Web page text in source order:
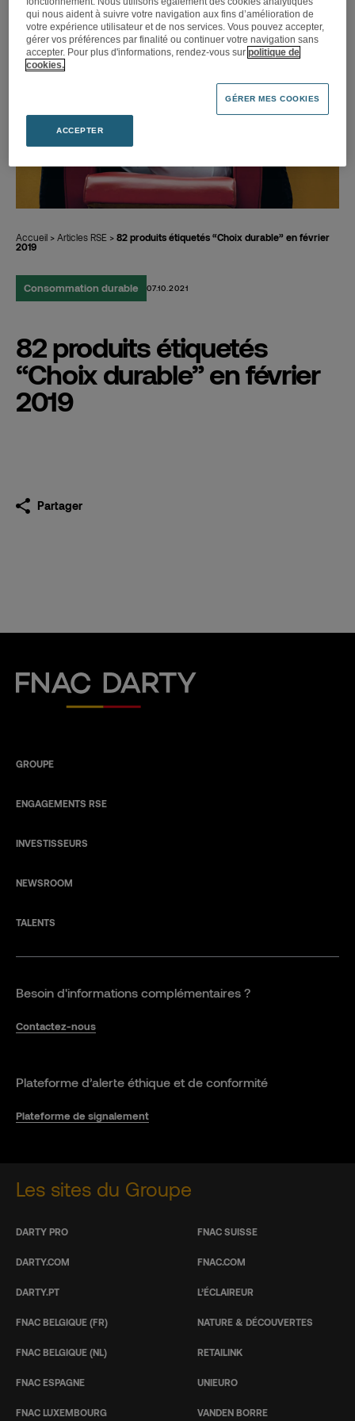
Accueil > Articles RSE > 82 produits étiquetés “Choix durable” en février
2019
Consommation durable 07.10.2021
82 produits étiquetés
“Choix durable” en février
2019
Partager
Fnac Darty
GROUPE
ENGAGEMENTS RSE
INVESTISSEURS
NEWSROOM
TALENTS
Besoin d'informations complémentaires ?
Contactez-nous
Plateforme d’alerte éthique et de conformité
Plateforme de signalement
Les sites du Groupe
DARTY PRO
DARTY.COM
DARTY.PT
FNAC BELGIQUE (FR)
FNAC BELGIQUE (NL)
FNAC ESPAGNE
FNAC LUXEMBOURG
FNAC SUISSE
FNAC.COM
L’ÉCLAIREUR
NATURE & DÉCOUVERTES
RETAILINK
UNIEURO
VANDEN BORRE
qui nous aident à suivre votre navigation aux fins d’amélioration de
votre expérience utilisateur et de nos services. Vous pouvez accepter,
gérer vos préférences par finalité ou continuer votre navigation sans
accepter. Pour plus d'informations, rendez-vous surpolitique de
cookies.
GÉRER MES COOKIES
ACCEPTER